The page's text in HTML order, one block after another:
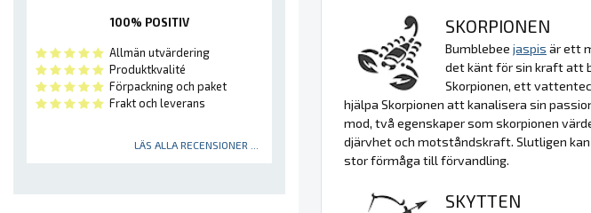
100% POSITIV
Allmän utvärdering
Produktkvalité
Förpackning och paket
Frakt och leverans
LÄS ALLA RECENSIONER ...
SKORPIONEN
Bumblebee jaspis är ett
det känt för sin kraft att
Skorpionen, ett
hjälpa Skorpionen att kanalisera sin
mod, två egenskaper som skorpionen
djärvhet och motståndskraft. Slutligen kan
stor förmåga till förvandling.
SKYTTEN